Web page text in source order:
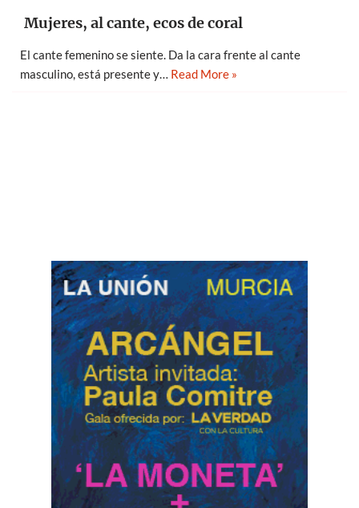
Mujeres, al cante, ecos de coral
El cante femenino se siente. Da la cara frente al cante
masculino, está presente y… Read More »